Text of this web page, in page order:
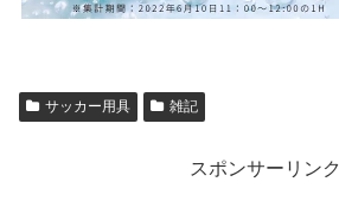
サッカー用具 雑記
スポンサーリンク